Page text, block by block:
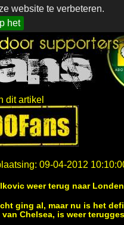
website te verbeteren.
het
dit artikel
09-04-2012
weer terug naar Londen
ging al, maar nu is het
Chelsea, is weer